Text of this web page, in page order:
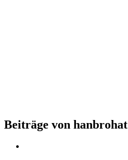
Beiträge von hanbrohat